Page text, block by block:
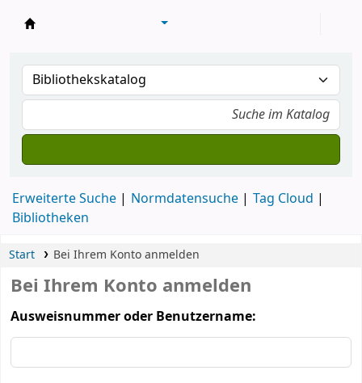
Erweiterte Suche Normdatensuche
Tag Cloud
Bibliotheken
Start Bei Ihrem Konto anmelden
Bei Ihrem Konto anmelden
Ausweisnummer oder Benutzername: